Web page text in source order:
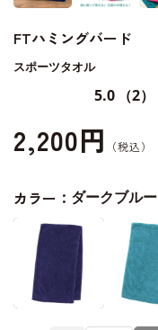
FTハミングバード
スポーツタオル
5.0 （2）
2,200円
カラー： ダークブルー